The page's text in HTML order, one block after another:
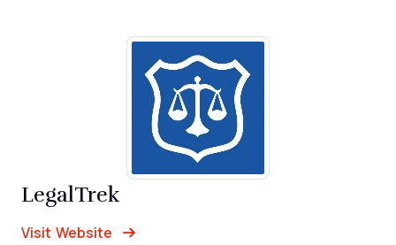
LegalTrek
Visit Website Opens New Window